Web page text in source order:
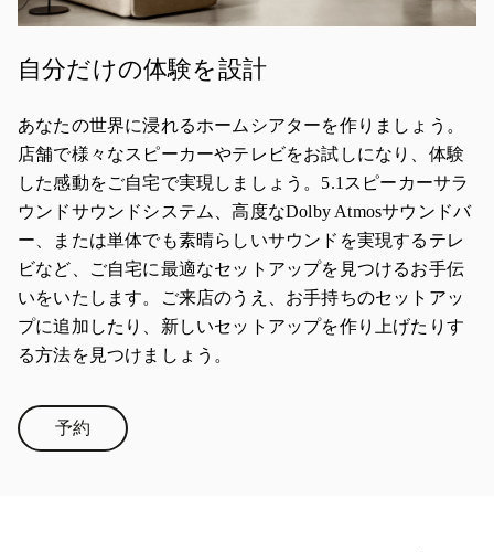
自分だけの体験を設計
あなたの世界に浸れるホームシアターを作りましょう。
店舗で様々なスピーカーやテレビをお試しになり、体験
した感動をご自宅で実現しましょう。5.1スピーカーサラ
ウンドサウンドシステム、高度なDolby Atmosサウンドバ
ー、または単体でも素晴らしいサウンドを実現するテレ
ビなど、ご自宅に最適なセットアップを見つけるお手伝
いをいたします。ご来店のうえ、お手持ちのセットアッ
プに追加したり、新しいセットアップを作り上げたりす
る方法を見つけましょう。
予約Link Opens in New Tab